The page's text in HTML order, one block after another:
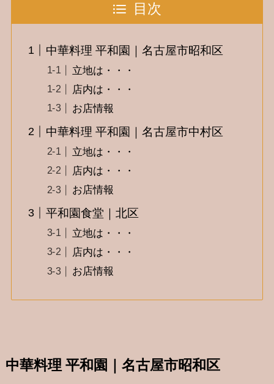
目次
中華料理 平和園｜名古屋市昭和区
立地は・・・
店内は・・・
お店情報
中華料理 平和園｜名古屋市中村区
立地は・・・
店内は・・・
お店情報
平和園食堂｜北区
立地は・・・
店内は・・・
お店情報
中華料理 平和園｜名古屋市昭和区